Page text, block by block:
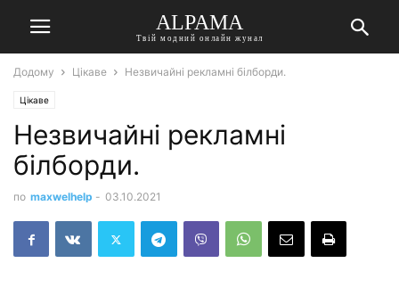
ALPAMA
Твій модний онлайн жунал
Додому Цікаве Незвичайні рекламні білборди.
Цікаве
Незвичайні рекламні
білборди.
по maxwelhelp - 03.10.2021